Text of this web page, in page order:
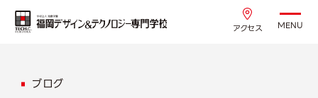
アクセス MENU
ブログ